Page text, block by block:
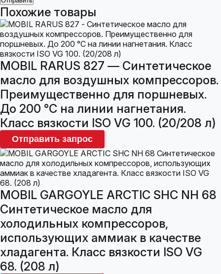
Похожие товары
MOBIL RARUS 827 — Синтетическое
масло для воздушных компрессоров.
Преимущественно для поршневых.
До 200 °С на линии нагнетания.
Класс вязкости ISO VG 100. (20/208 л)
Отправить запрос
MOBIL GARGOYLE ARCTIC SHC NH 68
Синтетическое масло для
холодильных компрессоров,
использующих аммиак в качестве
хладагента. Класс вязкости ISO VG
68. (208 л)